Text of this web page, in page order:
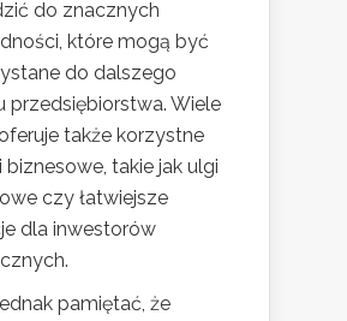
do znacznych
które mogą być
do dalszego
przedsiębiorstwa. Wiele
także korzystne
biznesowe, takie jak ulgi
czy łatwiejsze
dla inwestorów
pamiętać, że